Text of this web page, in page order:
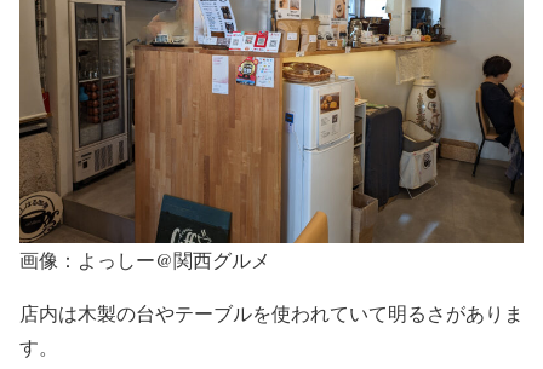
画像：よっしー@関西グルメ
店内は木製の台やテーブルを使われていて明るさがありま
す。